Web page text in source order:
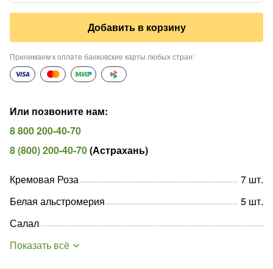
Добавить в корзину
Принимаем к оплате банковские карты любых стран:
Или позвоните нам:
8 800 200-40-70
8 (800) 200-40-70(Астрахань)
Кремовая Роза 7 шт.
Белая альстромерия
5 шт.
Салал
Показать всё